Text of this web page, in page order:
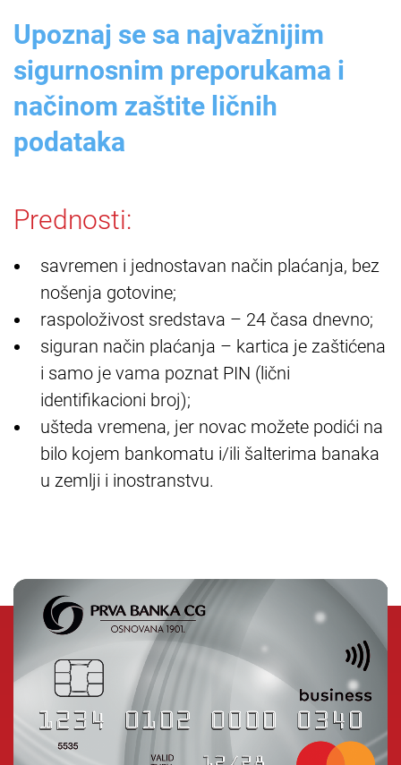
Upoznaj se sa najvažnijim
sigurnosnim preporukama i
načinom zaštite ličnih
podataka
Prednosti:
savremen i jednostavan način plaćanja, bez
nošenja gotovine;
raspoloživost sredstava – 24 časa dnevno;
siguran način plaćanja – kartica je zaštićena
i samo je vama poznat PIN (lični
identifikacioni broj);
ušteda vremena, jer novac možete podići na
bilo kojem bankomatu i/ili šalterima banaka
u zemlji i inostranstvu.